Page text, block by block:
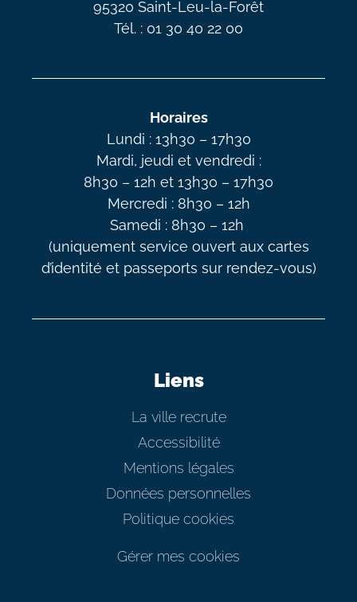
95320 Saint-Leu-la-Forêt
Tél. : 01 30 40 22 00
Horaires
Lundi : 13h30 – 17h30
Mardi, jeudi et vendredi :
8h30 – 12h et 13h30 – 17h30
Mercredi : 8h30 – 12h
Samedi : 8h30 – 12h
(uniquement service ouvert aux cartes
d’identité et passeports sur rendez-vous)
Liens
La ville recrute
Accessibilité
Mentions légales
Données personnelles
Politique cookies
Gérer mes cookies